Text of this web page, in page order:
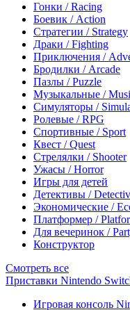
Гонки / Racing
Боевик / Action
Стратегии / Strategy
Драки / Fighting
Приключения /
Бродилки / Arcade
Пазлы / Puzzle
Музыкальные /
Симуляторы /
Ролевые / RPG
Спортивные / Sport
Квест / Quest
Стрелялки / Shooter
Ужасы / Horror
Игры для детей
Детективы /
Экономические /
Платформер /
Для вечеринок /
Конструктор
Смотреть все
Приставки Nintendo
Игровая консоль